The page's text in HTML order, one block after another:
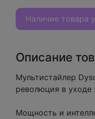
Наличие товара
Описание
Мультистайлер
революция в уходе
Мощность и